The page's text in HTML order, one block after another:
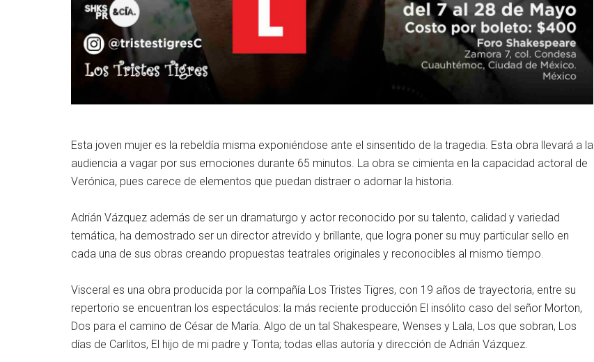
Esta joven mujer es la rebeldía misma exponiéndose ante el sinsentido de la tragedia. Esta obra llevará a la
audiencia a vagar por sus emociones durante 65 minutos. La obra se cimienta en la capacidad actoral de
Verónica, pues carece de elementos que puedan distraer o adornar la historia.
Adrián Vázquez además de ser un dramaturgo y actor reconocido por su talento, calidad y variedad
temática, ha demostrado ser un director atrevido y brillante, que logra poner su muy particular sello en
cada una de sus obras creando propuestas teatrales originales y reconocibles al mismo tiempo.
Visceral es una obra producida por la compañía Los Tristes Tigres, con 19 años de trayectoria, entre su
repertorio se encuentran los espectáculos: la más reciente producción El insólito caso del señor Morton,
Dos para el camino de César de María. Algo de un tal Shakespeare, Wenses y Lala, Los que sobran, Los
días de Carlitos, El hijo de mi padre y Tonta; todas ellas autoría y dirección de Adrián Vázquez.